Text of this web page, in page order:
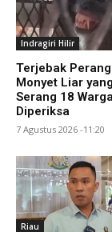
Indragiri Hilir
Terjebak
Monyet Liar
Serang 18
Diperiksa
7 Agustus 2026 -11:20
Riau